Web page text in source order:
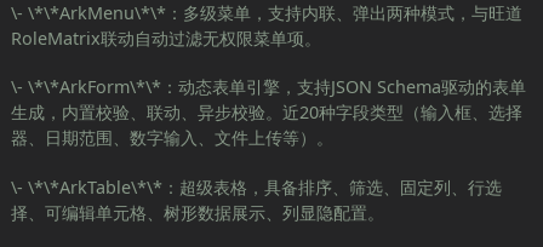
\- \*\*ArkMenu\*\*：多级菜单，支持内联、弹出两种模式，与旺道
RoleMatrix联动自动过滤无权限菜单项。
\- \*\*ArkForm\*\*：动态表单引擎，支持JSON Schema驱动的表单
生成，内置校验、联动、异步校验。近20种字段类型（输入框、选择
器、日期范围、数字输入、文件上传等）。
\- \*\*ArkTable\*\*：超级表格，具备排序、筛选、固定列、行选
择、可编辑单元格、树形数据展示、列显隐配置。